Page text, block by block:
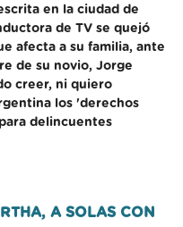
en la ciudad de
de TV se quejó
afecta a su familia, ante
de su novio, Jorge
creer, ni quiero
los 'derechos
delincuentes
A SOLAS CON